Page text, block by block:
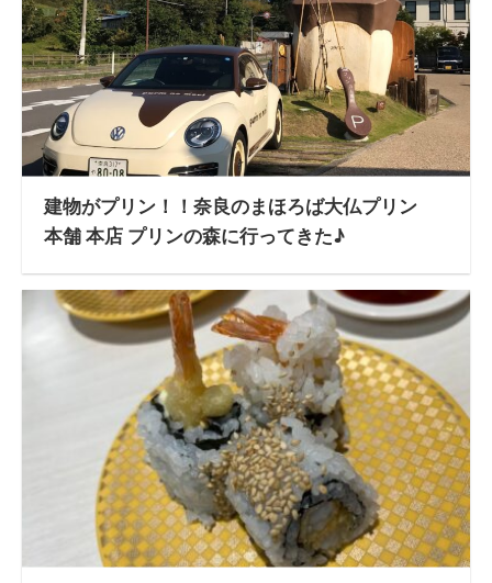
建物がプリン！！奈良のまほろば大仏プリン
本舗 本店 プリンの森に行ってきた♪